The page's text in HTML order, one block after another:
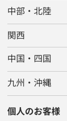
中部・北陸
関西
中国・四国
九州・沖縄
個人のお客様